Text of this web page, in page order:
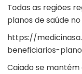
Todas as regiões
planos de saúde
https://
beneficiarios-
Caiado se